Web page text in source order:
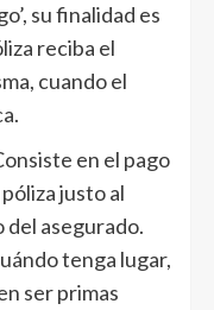
su finalidad es
reciba el
cuando el
en el pago
justo al
asegurado.
tenga lugar,
ser primas